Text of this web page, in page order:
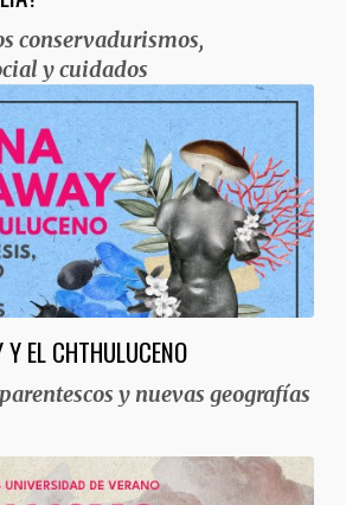
conservadurismos,
y cuidados
EL CHTHULUCENO
y nuevas geografías